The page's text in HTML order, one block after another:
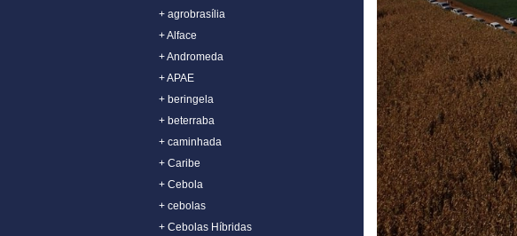
+ agrobrasília
+ Alface
+ Andromeda
+ APAE
+ beringela
+ beterraba
+ caminhada
+ Caribe
+ Cebola
+ cebolas
+ Cebolas Híbridas